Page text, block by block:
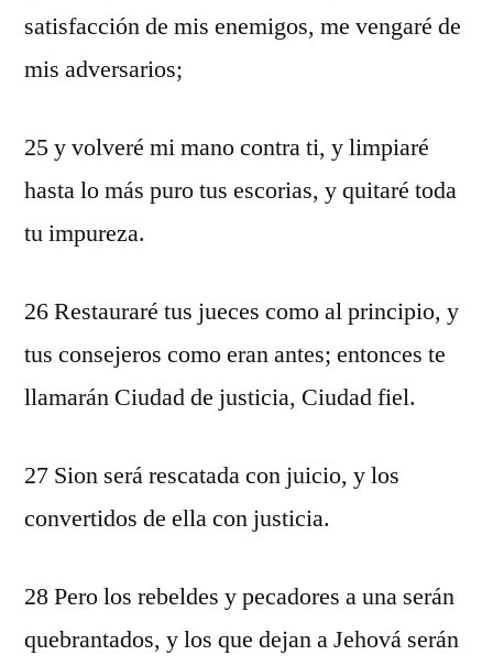
satisfacción de mis enemigos, me vengaré de
mis adversarios;
25 y volveré mi mano contra ti, y limpiaré
hasta lo más puro tus escorias, y quitaré toda
tu impureza.
26 Restauraré tus jueces como al principio, y
tus consejeros como eran antes; entonces te
llamarán Ciudad de justicia, Ciudad fiel.
27 Sion será rescatada con juicio, y los
convertidos de ella con justicia.
28 Pero los rebeldes y pecadores a una serán
quebrantados, y los que dejan a Jehová serán